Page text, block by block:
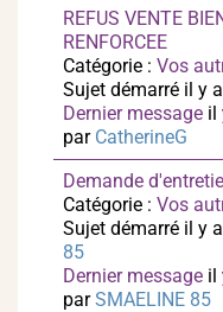
REFUS VENTE
RENFORCEE
Catégorie : Vos
Sujet démarré il y
Dernier message il
par CatherineG
Demande
Catégorie : Vos
Sujet démarré il y
85
Dernier message il
parSMAELINE 85